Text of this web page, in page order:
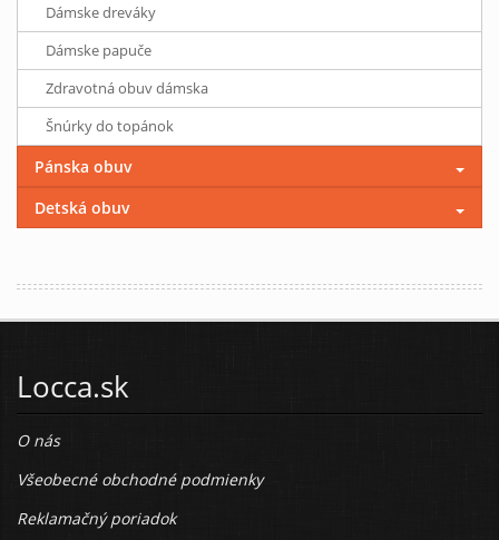
Dámske dreváky
Dámske papuče
Zdravotná obuv dámska
Šnúrky do topánok
Pánska obuv
Detská obuv
Locca.sk
O nás
Všeobecné obchodné podmienky
Reklamačný poriadok